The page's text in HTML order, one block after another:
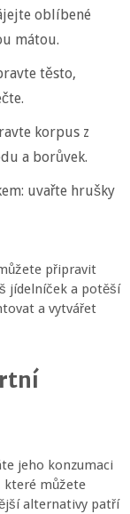
oblíbené
mátou.
těsto,
korpus z
a borůvek.
uvařte hrušky
připravit
jídelníček a potěší
a vytvářet
jeho konzumaci
které můžete
alternativy patří